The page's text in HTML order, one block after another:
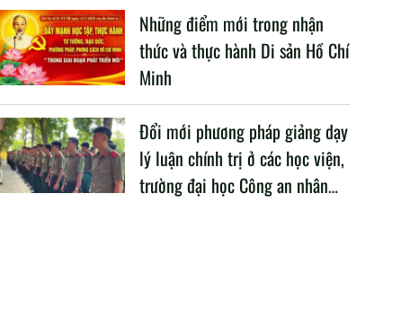
Những điểm mới trong nhận
thức và thực hành Di sản Hồ Chí
Minh
Đổi mới phương pháp giảng dạy
lý luận chính trị ở các học viện,
trường đại học Công an nhân